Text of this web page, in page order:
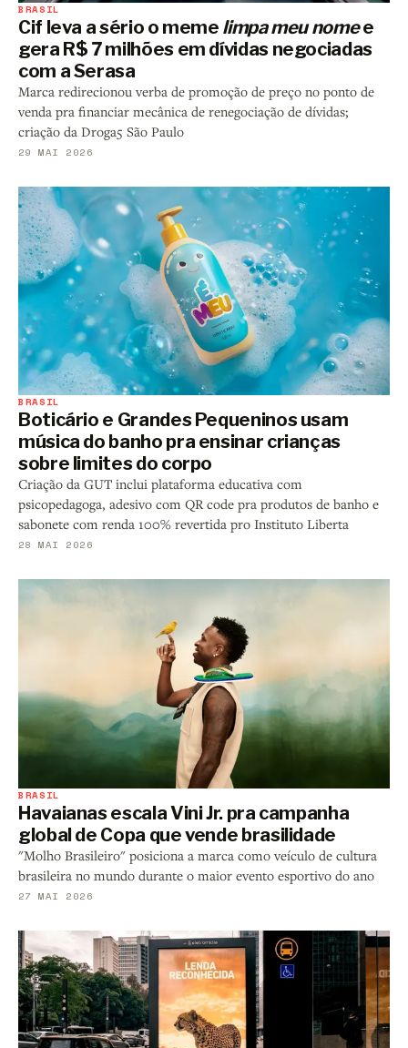
BRASIL
Cif leva a sério o meme limpa meu nomee
gera R$ 7 milhões em dívidas negociadas
com a Serasa
Marca redirecionou verba de promoção de preço no ponto de
venda pra financiar mecânica de renegociação de dívidas;
criação da Droga5 São Paulo
29 MAI 2026
BRASIL
Boticário e Grandes Pequeninos usam
música do banho pra ensinar crianças
sobre limites do corpo
Criação da GUT inclui plataforma educativa com
psicopedagoga, adesivo com QR code pra produtos de banho e
sabonete com renda 100% revertida pro Instituto Liberta
28 MAI 2026
BRASIL
Havaianas escala Vini Jr. pra campanha
global de Copa que vende brasilidade
"Molho Brasileiro" posiciona a marca como veículo de cultura
brasileira no mundo durante o maior evento esportivo do ano
27 MAI 2026